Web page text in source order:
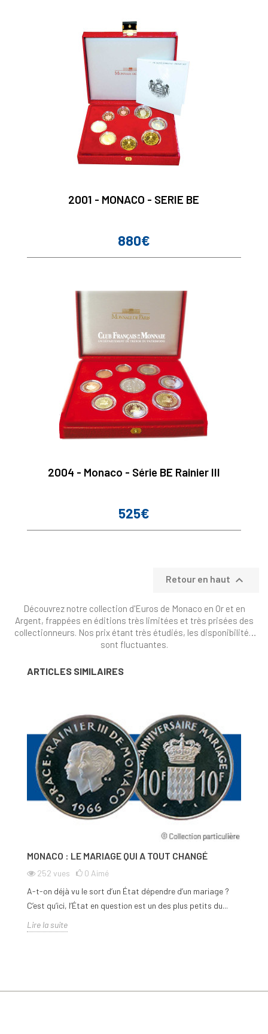
2001 - MONACO - SERIE BE
Prix
880€
2004 - Monaco - Série BE Rainier III
Prix
525€
Retour en haut 
Découvrez notre collection d'Euros de Monaco en Or et en
Argent, frappées en éditions très limitées et très prisées des
collectionneurs. Nos prix étant très étudiés, les disponibilités
sont fluctuantes.
ARTICLES SIMILAIRES
MONACO : LE MARIAGE QUI A TOUT CHANGÉ
252 vues 0 Aimé
A-t-on déjà vu le sort d’un État dépendre d’un mariage ?
C’est qu’ici, l’État en question est un des plus petits du...
Lire la suite